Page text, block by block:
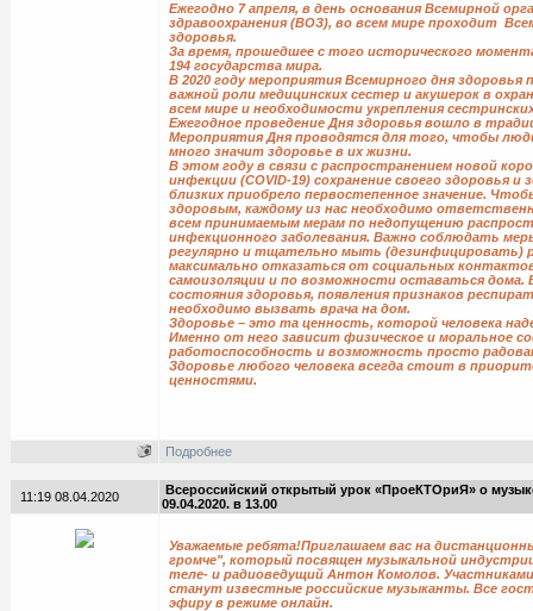
Ежегодно 7 апреля, в день основания Всемирной
здравоохранения (ВОЗ), во всем мире проходит
здоровья.
За время, прошедшее с того исторического
194 государства мира.
В 2020 году мероприятия Всемирного дня здоровья
важной роли медицинских сестер и акушерок в
всем мире и необходимости укрепления
Ежегодное проведение Дня здоровья вошло в
Мероприятия Дня проводятся для того, чтобы
много значит здоровье в их жизни.
В этом году в связи с распространением новой
инфекции (COVID-19) сохранение своего здоровья и
близких приобрело первостепенное значение.
здоровым, каждому из нас необходимо
всем принимаемым мерам по недопущению
инфекционного заболевания. Важно соблюдать
регулярно и тщательно мыть (дезинфицировать)
максимально отказаться от социальных
самоизоляции и по возможности оставаться дома.
состояния здоровья, появления признаков
необходимо вызвать врача на дом.
Здоровье – это та ценность, которой человека
Именно от него зависит физическое и моральное
работоспособность и возможность просто
Здоровье любого человека всегда стоит в
ценностями.
Подробнее
11:19 08.04.2020
Всероссийский открытый урок «ПроеКТОриЯ» о
09.04.2020. в 13.00
Уважаемые ребята!Приглашаем вас на
громче", который посвящен музыкальной
теле- и радиоведущий Антон Комолов.
станут известные российские музыканты. Все
эфиру в режиме онлайн.